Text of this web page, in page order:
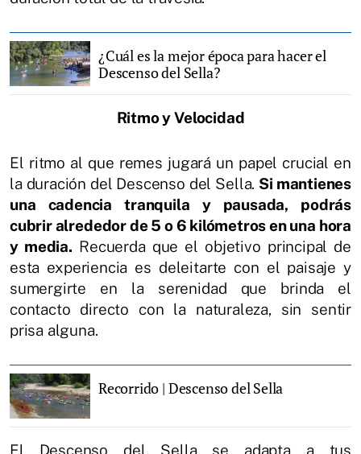
¿Cuál es la mejor época para hacer el
Descenso del Sella?
Ritmo y Velocidad
El ritmo al que remes jugará un papel crucial en
la duración del Descenso del Sella. Si mantienes
una cadencia tranquila y pausada, podrás
cubrir alrededor de 5 o 6 kilómetros en una hora
y media. Recuerda que el objetivo principal de
esta experiencia es deleitarte con el paisaje y
sumergirte en la serenidad que brinda el
contacto directo con la naturaleza, sin sentir
prisa alguna.
Recorrido | Descenso del Sella
El Descenso del Sella se adapta a tus